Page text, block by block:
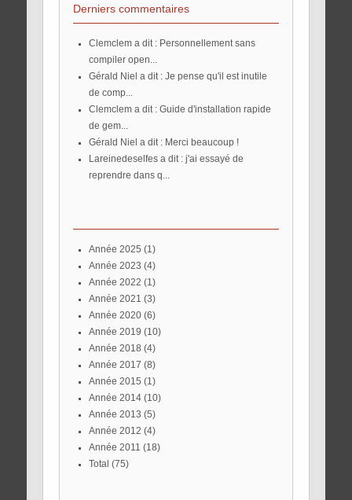
Derniers commentaires
Clemclem a dit : Personnellement sans
compiler open...
Gérald Niel a dit : Je pense qu'il est inutile
de comp...
Clemclem a dit : Guide d'installation rapide
de gem...
Gérald Niel a dit : Merci beaucoup !
reprendre dans q...
année 2025 (1)
année 2023 (4)
année 2022 (1)
année 2021 (3)
année 2020(6)
année 2019 (10)
année 2018 (4)
année 2017 (8)
année 2015 (1)
année 2014(10)
année 2013 (5)
année 2012 (4)
année 2011 (18)
total (75)